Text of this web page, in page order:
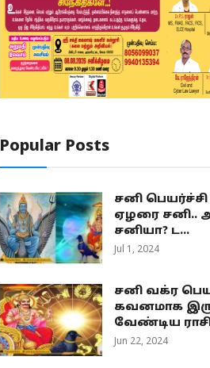
Popular Posts
சனி
ஏழரை சனி..
சனியா? ட...
Jul 1, 2024
சனி வக்ர
கவனமாக
வேண்டிய
Jun 22, 2024